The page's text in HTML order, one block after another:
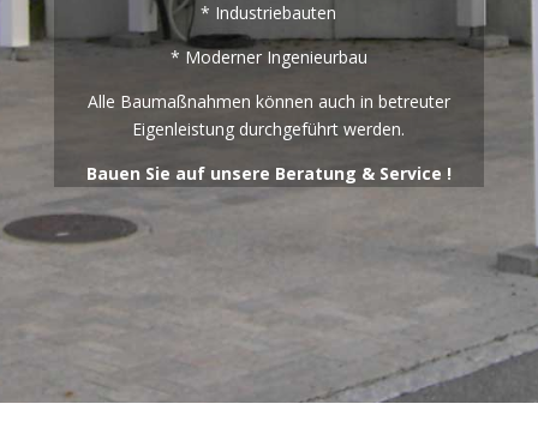
* Industriebauten
* Moderner Ingenieurbau
Alle Baumaßnahmen können auch in betreuter
Eigenleistung durchgeführt werden.
Bauen Sie auf unsere Beratung & Service !